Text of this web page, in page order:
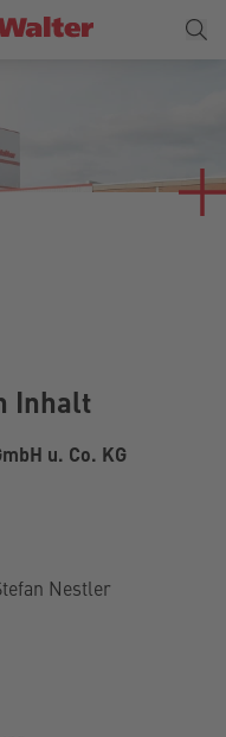
Inhalt
u. Co. KG
Nestler